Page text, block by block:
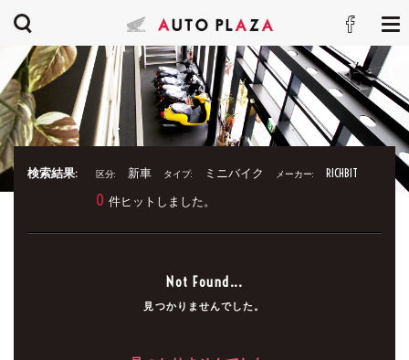
検索結果: 区分: 新車 タイプ: ミニバイク メーカー: RICHBIT
0 件ヒットしました。
Not Found...
見つかりませんでした。